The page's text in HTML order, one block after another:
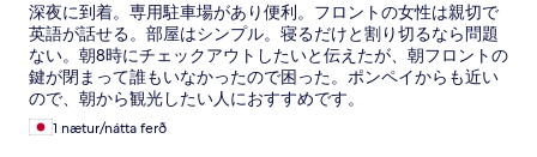
深夜に到着。専用駐車場があり便利。フロントの女性は親切で
英語が話せる。部屋はシンプル。寝るだけと割り切るなら問題
ない。朝8時にチェックアウトしたいと伝えたが、朝フロントの
鍵が閉まって誰もいなかったので困った。ポンペイからも近い
ので、朝から観光したい人におすすめです。
1 nætur/nátta ferð